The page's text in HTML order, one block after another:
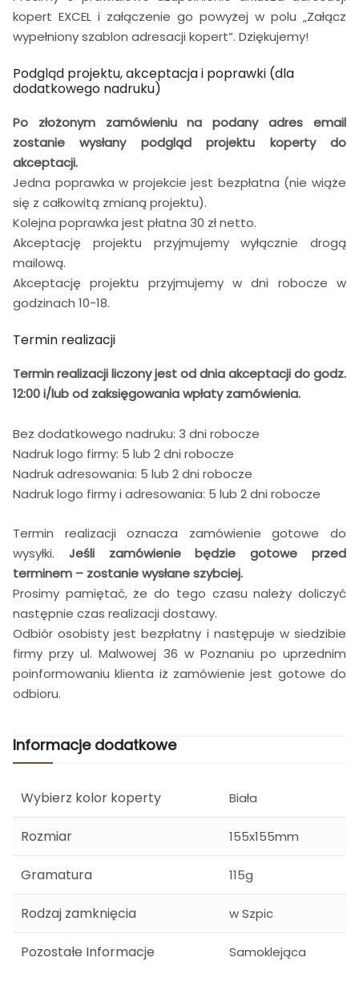
kopert EXCEL i załączenie go powyżej w polu „Załącz
wypełniony szablon adresacji kopert”. Dziękujemy!
Podgląd projektu, akceptacja i poprawki (dla
dodatkowego nadruku)
Po złożonym zamówieniu na podany adres email
zostanie wysłany podgląd projektu koperty do
akceptacji.
Jedna poprawka w projekcie jest bezpłatna (nie wiąże
się z całkowitą zmianą projektu).
Kolejna poprawka jest płatna 30 zł netto.
Akceptację projektu przyjmujemy wyłącznie drogą
mailową.
Akceptację projektu przyjmujemy w dni robocze w
godzinach 10-18.
Termin realizacji
Termin realizacji liczony jest od dnia akceptacji do godz.
12:00 i/lub od zaksięgowania wpłaty zamówienia.
Bez dodatkowego nadruku: 3 dni robocze
Nadruk logo firmy: 5 lub 2 dni robocze
Nadruk adresowania: 5 lub 2 dni robocze
Nadruk logo firmy i adresowania: 5 lub 2 dni robocze
Termin realizacji oznacza zamówienie gotowe do
wysyłki. Jeśli zamówienie będzie gotowe przed
terminem – zostanie wysłane szybciej.
Prosimy pamiętać, że do tego czasu należy doliczyć
następnie czas realizacji dostawy.
Odbiór osobisty jest bezpłatny i następuje w siedzibie
firmy przy ul. Malwowej 36 w Poznaniu po uprzednim
poinformowaniu klienta iż zamówienie jest gotowe do
odbioru.
Informacje dodatkowe
Wybierz kolor koperty Biała
Rozmiar 155x155mm
Gramatura 115g
Rodzaj zamknięcia w Szpic
Pozostałe Informacje Samoklejąca